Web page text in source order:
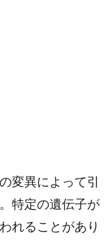
変異によって引
特定の遺伝子が
れることがあり